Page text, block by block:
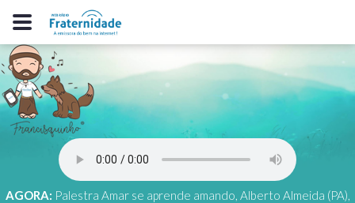
AGORA: Palestra Amar se aprende amando, Alberto Almeida (PA),